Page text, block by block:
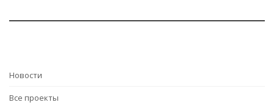
Hовости
Все проекты